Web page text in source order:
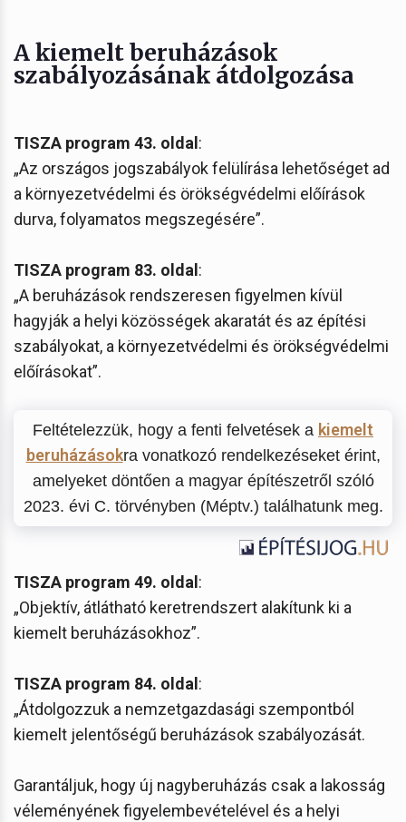
A kiemelt beruházások
szabályozásának átdolgozása
TISZA program 43. oldal :
„Az országos jogszabályok felülírása lehetőséget ad
a környezetvédelmi és örökségvédelmi előírások
durva, folyamatos megszegésére”.
TISZA program 83. oldal :
„A beruházások rendszeresen figyelmen kívül
hagyják a helyi közösségek akaratát és az építési
szabályokat, a környezetvédelmi és örökségvédelmi
előírásokat”.
Feltételezzük, hogy a fenti felvetések a kiemelt
beruházásokra vonatkozó rendelkezéseket érint,
amelyeket döntően a magyar építészetről szóló
2023. évi C. törvényben (Méptv.) találhatunk meg.
TISZA program 49. oldal :
„Objektív, átlátható keretrendszert alakítunk ki a
kiemelt beruházásokhoz”.
TISZA program 84. oldal :
„Átdolgozzuk a nemzetgazdasági szempontból
kiemelt jelentőségű beruházások szabályozását.
Garantáljuk, hogy új nagyberuházás csak a lakosság
véleményének figyelembevételével és a helyi